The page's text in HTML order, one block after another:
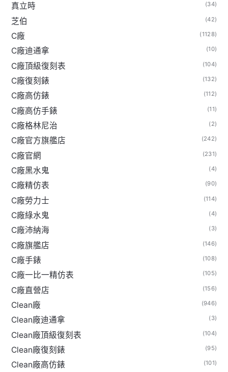
真立時 (34)
芝伯 (42)
C廠 (1128)
C廠迪通拿 (10)
C廠頂級復刻表 (104)
C廠復刻錶 (132)
C廠高仿錶 (112)
C廠高仿手錶 (11)
C廠格林尼治 (2)
C廠官方旗艦店 (242)
C廠官網 (231)
C廠黑水鬼 (4)
C廠精仿表 (90)
C廠勞力士 (114)
C廠綠水鬼 (4)
C廠沛納海 (3)
C廠旗艦店 (146)
C廠手錶 (108)
C廠一比一精仿表 (105)
C廠直營店 (156)
Clean廠 (946)
Clean廠迪通拿 (3)
Clean廠頂級復刻表 (104)
Clean廠復刻錶 (95)
Clean廠高仿錶 (101)